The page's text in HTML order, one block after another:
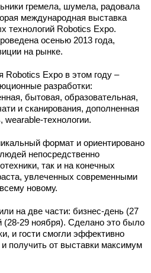
гремела, шумела, радовала
международная выставка
технологий Robotics Expo.
осенью 2013 года,
на рынке.
Robotics Expo в этом году –
разработки:
бытовая, образовательная,
и сканирования, дополненная
wearable-технологии.
формат и ориентировано
непосредственно
так и на конечных
увлеченных современными
новому.
на две части: бизнес-день (27
(28-29 ноября). Сделано это было
и гости смогли эффективно
получить от выставки максимум